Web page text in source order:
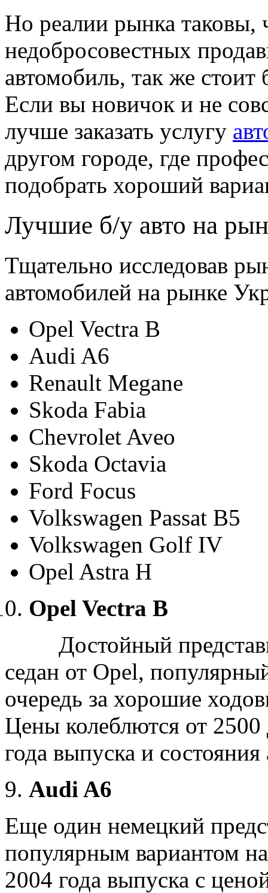
Но реалии рынка таковы,
недобросовестных
автомобиль, так же
Если вы новичок и не
лучше заказать услугу
другом городе, где
подобрать хороший
Лучшие б/у авто на
Тщательно исследовав
автомобилей на рынке
Opel Vectra B
Audi A6
Renault Megane
Skoda Fabia
Chevrolet Aveo
Skoda Octavia
Ford Focus
Volkswagen Passat B5
Volkswagen Golf IV
Opel Astra H
Opel Vectra B
Достойный
седан от Opel,
очередь за хорошие
Цены колеблются от 2500
года выпуска и состояния
Audi A6
Еще один немецкий
популярным вариантом
2004 года выпуска с